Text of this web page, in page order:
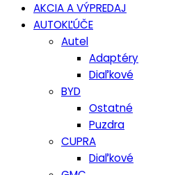
AKCIA A VÝPREDAJ
AUTOKĽÚČE
Autel
Adaptéry
Diaľkové
BYD
Ostatné
Puzdra
CUPRA
Diaľkové